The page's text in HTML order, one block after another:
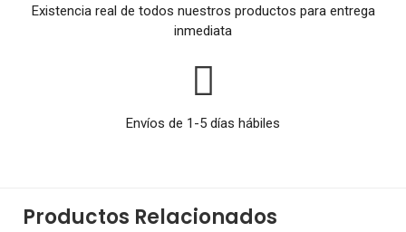
Existencia real de todos nuestros productos para entrega
inmediata
Envíos de 1-5 días hábiles
Productos Relacionados